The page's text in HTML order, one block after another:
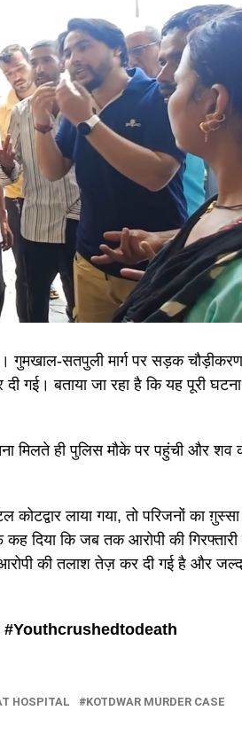
गुमखाल-सतपुली मार्ग पर सड़क
गई। बताया जा रहा है कि यह पूरी
मिलते ही पुलिस मौके पर पहुंची और शव
लाया गया, तो परिजनों का
दिया कि जब तक आरोपी की गिरफ्तारी
की तलाश तेज़ कर दी गई है और जल्द
#Youthcrushedtodeath
HOSPITAL
KOTDWAR MURDER CASE